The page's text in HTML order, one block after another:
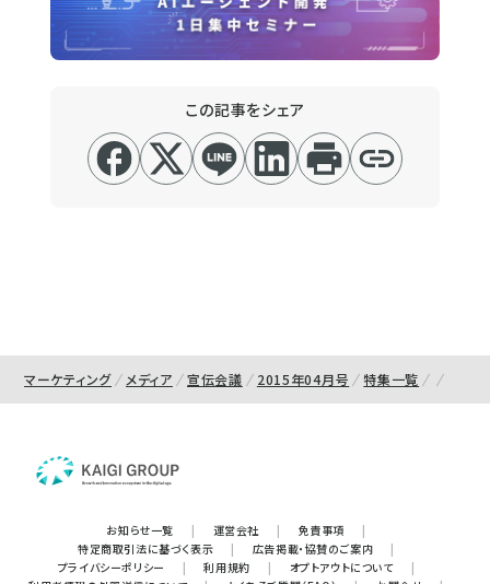
この記事をシェア
マーケティング メディア 宣伝会議 2015年04月号 特集一覧
お知らせ一覧 | 運営会社 | 免責事項
|
特定商取引法に基づく表示
| 広告掲載・協賛のご案内
|
プライバシーポリシー
| 利用規約 | オプトアウトについて
|